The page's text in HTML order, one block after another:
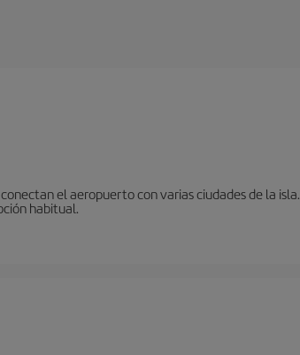
el aeropuerto con varias ciudades de la isla.
habitual.